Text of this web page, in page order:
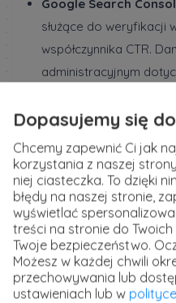
Google Search
służące do weryfikacji
współczynnika CTR.
administracyjnym
Google Search
błędach, które mogą
Google Analytics–
wykorzystywane do
(nie tylko
must-have nie tylko
SEO, ale także na co
Dopasujemy się do
Chcemy zapewnić Ci jak
korzystania z naszej
niej ciasteczka. To dzięki
błędy na naszej stronie,
wyświetlać
treści na stronie do
Twoje bezpieczeństwo.
Możesz w każdej chwili
przechowywania lub
ustawieniach lub w